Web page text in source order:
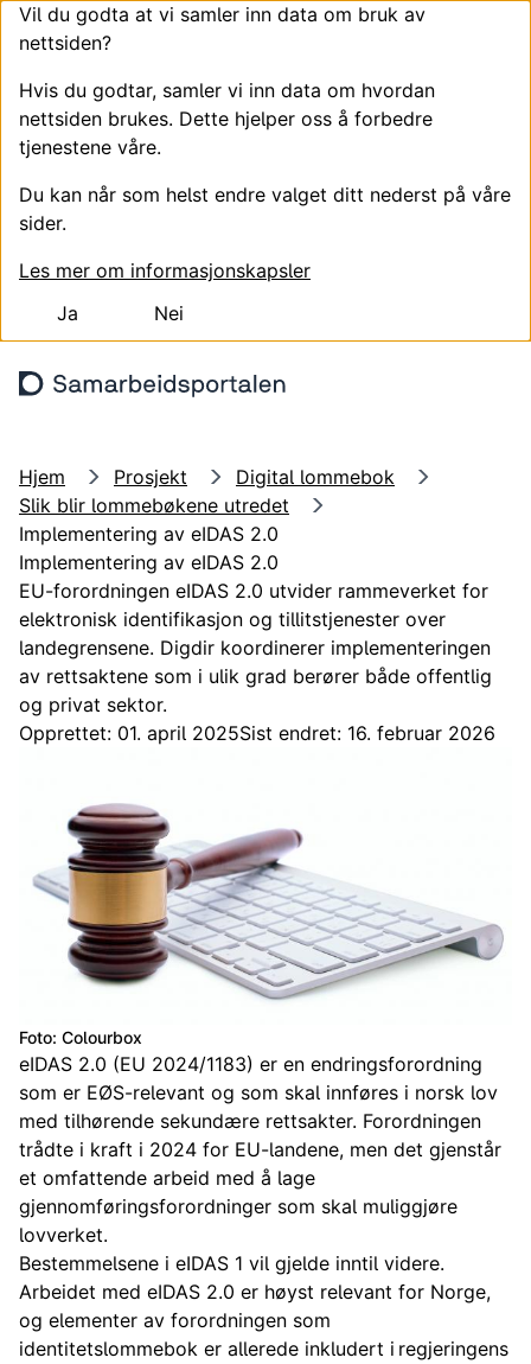
Vil du godta at vi samler inn data om bruk av
nettsiden?
Hvis du godtar, samler vi inn data om hvordan
nettsiden brukes. Dette hjelper oss å forbedre
tjenestene våre.
Du kan når som helst endre valget ditt nederst på våre
sider.
Les mer om informasjonskapsler
Ja
Nei
Hjem Prosjekt
Digital lommebok
Slik blir lommebøkene utredet
Implementering av eIDAS 2.0
Implementering av eIDAS 2.0
EU-forordningen eIDAS 2.0 utvider rammeverket for
elektronisk identifikasjon og tillitstjenester over
landegrensene. Digdir koordinerer implementeringen
av rettsaktene som i ulik grad berører både offentlig
og privat sektor.
Opprettet: 01. april 2025Sist endret: 16. februar 2026
Foto: Colourbox
eIDAS 2.0 (EU 2024/1183) er en endringsforordning
som er EØS-relevant og som skal innføres i norsk lov
med tilhørende sekundære rettsakter. Forordningen
trådte i kraft i 2024 for EU-landene, men det gjenstår
et omfattende arbeid med å lage
gjennomføringsforordninger som skal muliggjøre
lovverket.
Bestemmelsene i eIDAS 1 vil gjelde inntil videre.​
Arbeidet med eIDAS 2.0 er høyst relevant for Norge,
og elementer av forordningen som
identitetslommebok er allerede inkludert i regjeringens